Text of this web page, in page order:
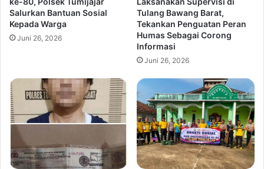
Salurkan Bantuan Sosial
Kepada Warga
Juni 26, 2026
Tulang Bawang Barat,
Tekankan Penguatan Peran
Humas Sebagai Corong
Informasi
Juni 26, 2026